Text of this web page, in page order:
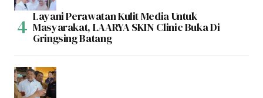
Layani Perawatan Kulit Media Untuk
Masyarakat, LAARYA SKIN Clinic Buka Di
Gringsing Batang